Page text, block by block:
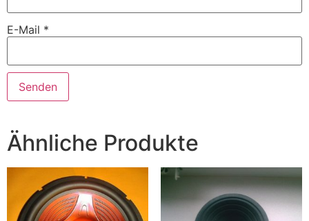
E-Mail *
Ähnliche Produkte